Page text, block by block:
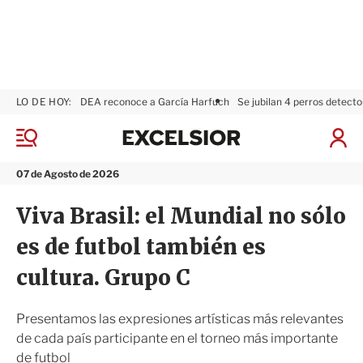
M
n
07 de Agosto de 2026
LO DE HOY: DEA reconoce a García Harfuch Se jubilan 4 perros
I
a
ó
n
x
s
i
r
Viva Brasil: el Mundial no sólo
es de futbol también es
cultura. Grupo C
Presentamos las expresiones artísticas más relevantes
de cada país participante en el torneo más importante
de futbol